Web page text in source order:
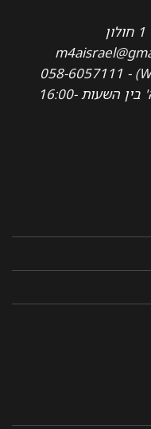
א'-ה' בין השעות 16:00-